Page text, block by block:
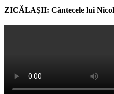
ZICĂLAŞII: Cântecele lui